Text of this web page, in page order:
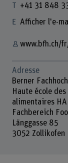
+41 31 848
Afficher l'e-
www.bfh.ch/
Adresse
Berner
Haute école
alimentaires
Fachbereich
Länggasse 85
3052 Zollikofen